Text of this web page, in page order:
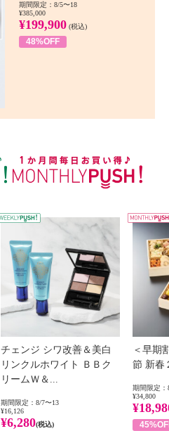
期間限定：8/5〜18
¥385,000
¥199,900 (税込)
48%OFF
WEEKLY PUSH
チェンジ シワ改善＆美白
リンクルホワイト ＢＢク
リームＷ＆...
期間限定：8/7〜13
¥16,126
¥6,280(税込)
＜早期
節 新春
期間限定：
¥34,800